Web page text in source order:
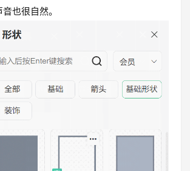
也很自然。